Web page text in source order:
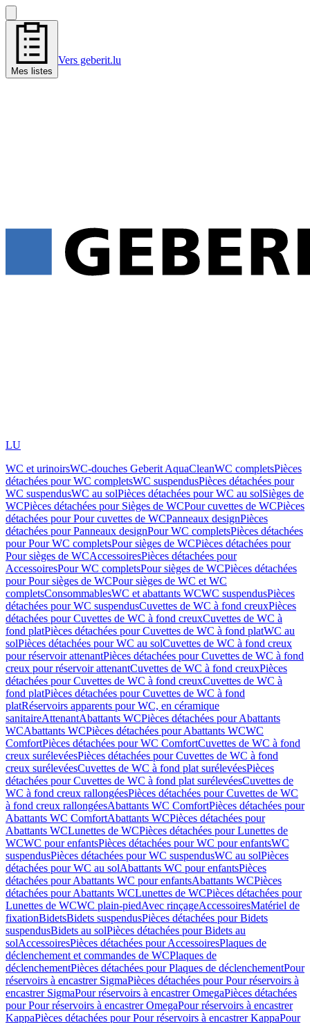
Mes listes
Vers geberit.lu
LU
WC et urinoirsWC-douches Geberit AquaCleanWC completsPièces
détachées pour WC completsWC suspendusPièces détachées pour
WC suspendusWC au solPièces détachées pour WC au solSièges de
WCPièces détachées pour Sièges de WCPour cuvettes de WCPièces
détachées pour Pour cuvettes de WCPanneaux designPièces
détachées pour Panneaux designPour WC completsPièces détachées
pour Pour WC completsPour sièges de WCPièces détachées pour
Pour sièges de WCAccessoiresPièces détachées pour
AccessoiresPour WC completsPour sièges de WCPièces détachées
pour Pour sièges de WCPour sièges de WC et WC
completsConsommablesWC et abattants WCWC suspendusPièces
détachées pour WC suspendusCuvettes de WC à fond creuxPièces
détachées pour Cuvettes de WC à fond creuxCuvettes de WC à
fond platPièces détachées pour Cuvettes de WC à fond platWC au
solPièces détachées pour WC au solCuvettes de WC à fond creux
pour réservoir attenantPièces détachées pour Cuvettes de WC à fond
creux pour réservoir attenantCuvettes de WC à fond creuxPièces
détachées pour Cuvettes de WC à fond creuxCuvettes de WC à
fond platPièces détachées pour Cuvettes de WC à fond
platRéservoirs apparents pour WC, en céramique
sanitaireAttenantAbattants WCPièces détachées pour Abattants
WCAbattants WCPièces détachées pour Abattants WCWC
ComfortPièces détachées pour WC ComfortCuvettes de WC à fond
creux surélevéesPièces détachées pour Cuvettes de WC à fond
creux surélevéesCuvettes de WC à fond plat surélevéesPièces
détachées pour Cuvettes de WC à fond plat surélevéesCuvettes de
WC à fond creux rallongéesPièces détachées pour Cuvettes de WC
à fond creux rallongéesAbattants WC ComfortPièces détachées pour
Abattants WC ComfortAbattants WCPièces détachées pour
Abattants WCLunettes de WCPièces détachées pour Lunettes de
WCWC pour enfantsPièces détachées pour WC pour enfantsWC
suspendusPièces détachées pour WC suspendusWC au solPièces
détachées pour WC au solAbattants WC pour enfantsPièces
détachées pour Abattants WC pour enfantsAbattants WCPièces
détachées pour Abattants WCLunettes de WCPièces détachées pour
Lunettes de WCWC plain-piedAvec rinçageAccessoiresMatériel de
fixationBidetsBidets suspendusPièces détachées pour Bidets
suspendusBidets au solPièces détachées pour Bidets au
solAccessoiresPièces détachées pour AccessoiresPlaques de
déclenchement et commandes de WCPlaques de
déclenchementPièces détachées pour Plaques de déclenchementPour
réservoirs à encastrer SigmaPièces détachées pour Pour réservoirs à
encastrer SigmaPour réservoirs à encastrer OmegaPièces détachées
pour Pour réservoirs à encastrer OmegaPour réservoirs à encastrer
KappaPièces détachées pour Pour réservoirs à encastrer KappaPour